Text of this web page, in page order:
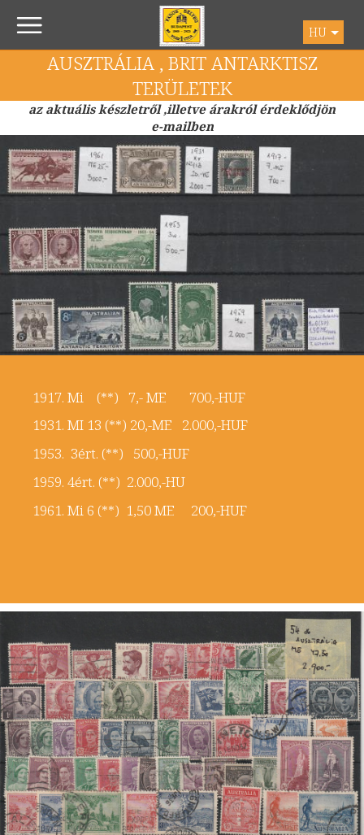
HU
AUSZTRÁLIA , BRIT ANTARKTISZ
TERÜLETEK
az aktuális készletről ,illetve árakról érdeklődjön
e-mailben
1917. Mi (**) 7,- ME 700,-HUF
1931. MI 13 (**) 20,-ME 2.000,-HUF
1953. 3ért. (**) 500,-HUF
1959. 4ért. (**) 2.000,-HU
1961. Mi 6 (**) 1,50 ME 200,-HUF